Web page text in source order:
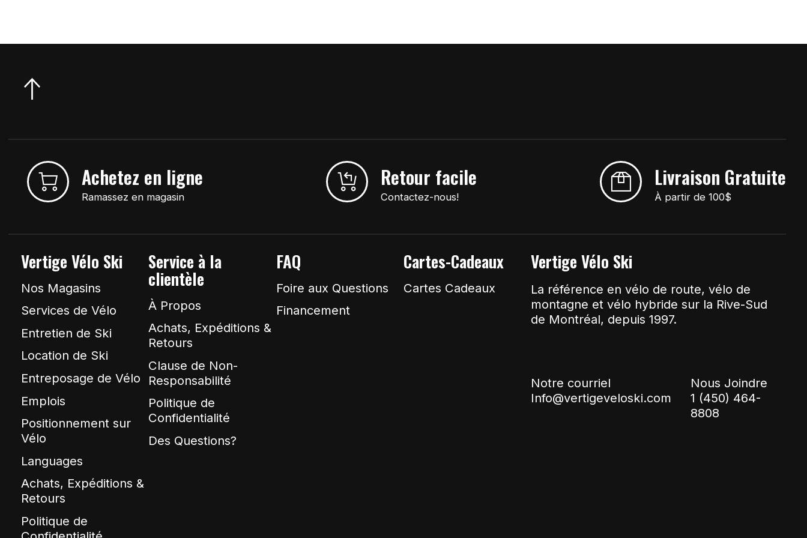
Achetez en ligne
Ramassez en magasin
Retour facile
Contactez-nous!
Livraison Gratuite
À partir de 100$
Vertige Vélo Ski
Nos Magasins
Services de Vélo
Entretien de Ski
Location de Ski
Entreposage de Vélo
Emplois
Positionnement sur
Vélo
Languages
Achats, Expéditions &
Retours
Politique de
Service à la
clientèle
À Propos
Achats, Expéditions &
Retours
Clause de Non-
Responsabilité
Politique de
Confidentialité
Des Questions?
FAQ
Foire aux Questions
Financement
Cartes-Cadeaux
Cartes Cadeaux
Vertige Vélo Ski
La référence en vélo de route, vélo de
montagne et vélo hybride sur la Rive-Sud
de Montréal, depuis 1997.
Notre courriel
Info@vertigeveloski.com
Nous Joindre
1 (450) 464-
8808